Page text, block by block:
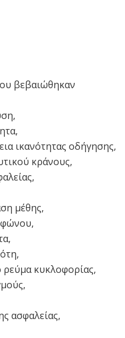
βεβαιώθηκαν
ικανότητας οδήγησης,
κράνους,
μέθης,
ρεύμα κυκλοφορίας,
ασφαλείας,